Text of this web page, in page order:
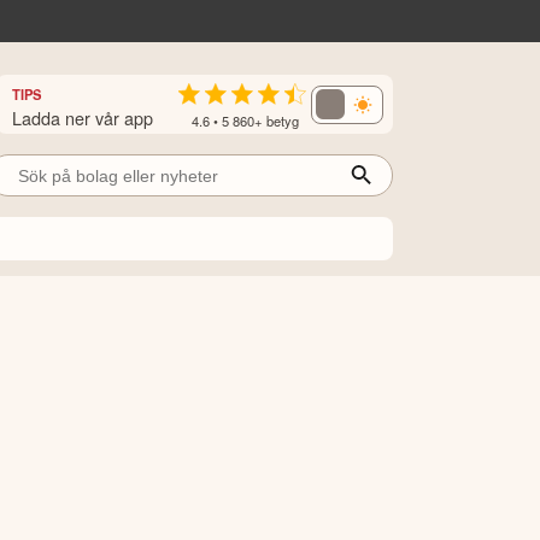
TIPS
Ladda ner vår app 4.6 • 5 860+ betyg